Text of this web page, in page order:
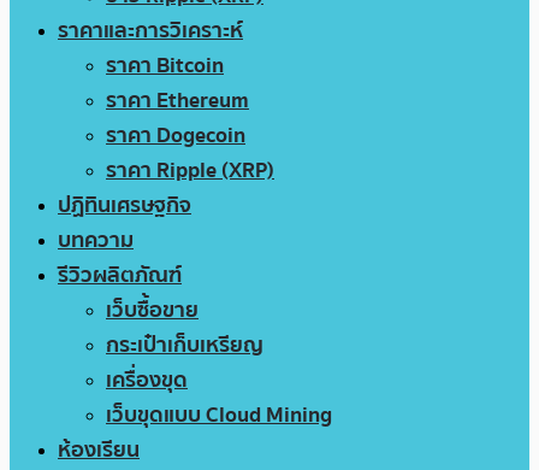
ราคาและการวิเคราะห์
ราคา Bitcoin
ราคา Ethereum
ราคา Dogecoin
ราคา Ripple (XRP)
ปฏิทินเศรษฐกิจ
บทความ
รีวิวผลิตภัณฑ์
เว็บซื้อขาย
กระเป๋าเก็บเหรียญ
เครื่องขุด
เว็บขุดแบบ Cloud Mining
ห้องเรียน